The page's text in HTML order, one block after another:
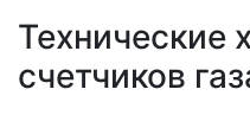
Технические
счетчиков